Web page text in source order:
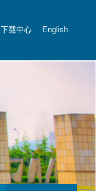
下载中心 English